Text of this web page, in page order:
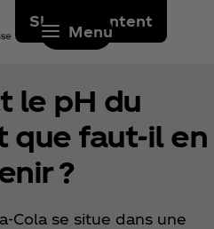
Skip to content
Menu
le pH du
que faut-il en
?
se situe dans une